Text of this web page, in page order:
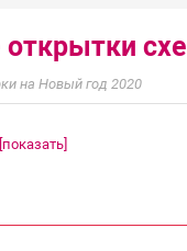
открытки
на Новый год 2020
[показать]